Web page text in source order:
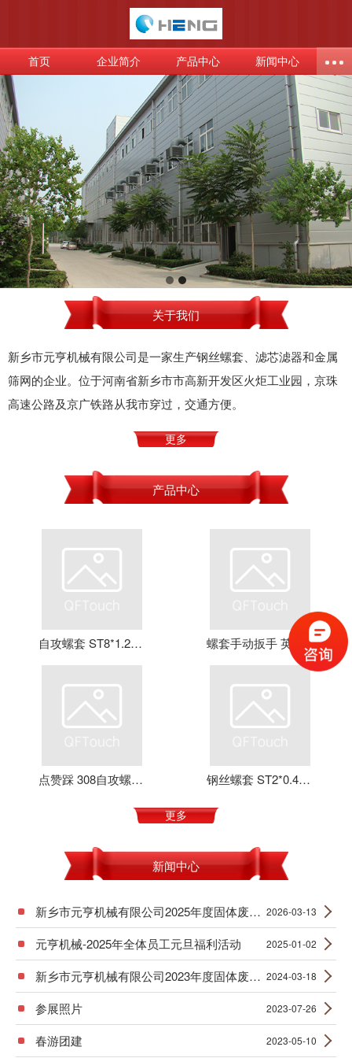
首页 企业简介 产品中心 新闻中心
关于我们
新乡市元亨机械有限公司是一家生产钢丝螺套、滤芯滤器和金属
筛网的企业。位于河南省新乡市市高新开发区火炬工业园，京珠
高速公路及京广铁路从我市穿过，交通方便。
更多
产品中心
自攻螺套 ST8*1.25*16 钢丝螺套 牙套 护套 元亨机械
点赞踩 308自攻螺套 元亨机械 铝合金 不锈钢 可定制 加强螺纹 钢丝螺套 ST2*0.4*4 丝套 钢丝牙套 护套 元亨机械
更多
新闻中心
新乡市元亨机械有限公司2025年度固体废物产生信息公示 2026-03-13
元亨机械-2025年全体员工元旦福利活动 2025-01-02
新乡市元亨机械有限公司2023年度固体废物产生信息公示 2024-03-18
参展照片 2023-07-26
春游团建 2023-05-10